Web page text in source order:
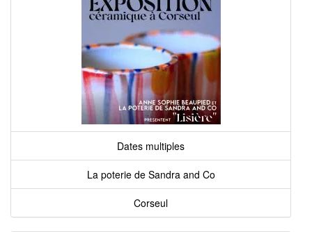
Dates multiples
La poterie de Sandra and Co
Corseul